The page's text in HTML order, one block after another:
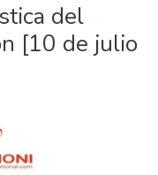
del
[10 de julio